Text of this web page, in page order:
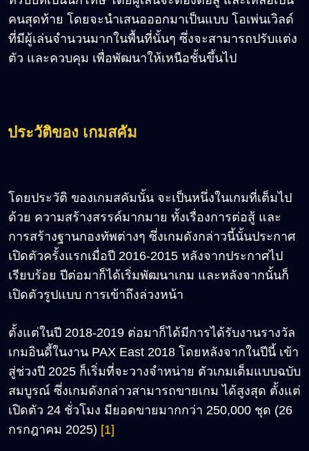
คนสุดท้าย โดยจะนำเสนอออกมาเป็นแบบ โอเพ่นเวิลด์
ที่มีผู้เล่นจำนวนมากในพื้นที่นั้นๆ ซึ่งจะสามารถปรับแต่ง
ตัว และควบคุม เพื่อพัฒนาให้เหนือชั้นขึ้นไป
ประวัติของ เกมสคัม
โดยประวัติ ของเกมสคัมนั้น จะเป็นหนึ่งในเกมที่เต็มไป
ด้วย ความสร้างสรรค์มากมาย ทั้งเรื่องการต่อสู้ และ
การสร้างฐานกองทัพต่างๆ ซึ่งเกมดังกล่าวนี้นั้นประกาศ
เปิดตัวครั้งแรกเมื่อปี 2016-2015 หลังจากประกาศไป
เรียบร้อย ปีต่อมาก็ได้เริ่มพัฒนาเกม และหลังจากนั้นก็
เปิดตัวรูปแบบ การเข้าถึงล่วงหน้า
ตั้งแต่ในปี 2018-2019 ต่อมาก็ได้มีการได้รับงานรางวัล
เกมอินดี้ในงาน PAX East 2018 โดยหลังจากในปีนี้ เข้า
สู่ช่วงปี 2025 ก็เริ่มที่จะวางจำหน่าย ตัวเกมเต็มแบบฉบับ
สมบูรณ์ ซึ่งเกมดังกล่าวสามารถขายเกม ได้สูงสุด ตั้งแต่
เปิดตัว 24 ชั่วโมง มียอดขายมากกว่า 250,000 ชุด (26
กรกฎาคม 2025) [1]